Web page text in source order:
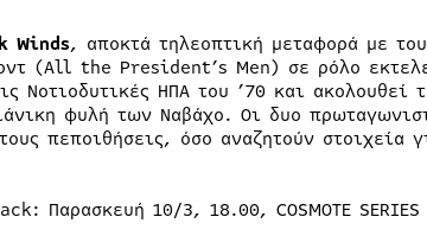
Winds, αποκτά τηλεοπτική μεταφορά με
(All the President’s Men) σε ρόλο
Νοτιοδυτικές ΗΠΑ του ’70 και
φυλή των Ναβάχο. Οι δυο
πεποιθήσεις, όσο αναζητούν στοιχεία
Παρασκευή 10/3, 18.00, COSMOTE SERIES